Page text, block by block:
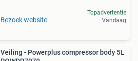
Bezoek website
Topadvertentie
Vandaag
Veiling - Powerplus compressor body 5L